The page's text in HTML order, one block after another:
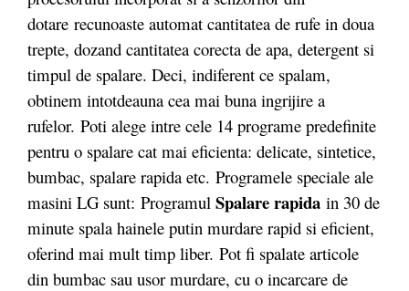
dotare recunoaste automat cantitatea de rufe in doua
trepte, dozand cantitatea corecta de apa, detergent si
timpul de spalare. Deci, indiferent ce spalam,
obtinem intotdeauna cea mai buna ingrijire a
rufelor. Poti alege intre cele 14 programe predefinite
pentru o spalare cat mai eficienta: delicate, sintetice,
bumbac, spalare rapida etc. Programele speciale ale
masini LG sunt: Programul Spalare rapida in 30 de
minute spala hainele putin murdare rapid si eficient,
oferind mai mult timp liber. Pot fi spalate articole
din bumbac sau usor murdare, cu o incarcare de